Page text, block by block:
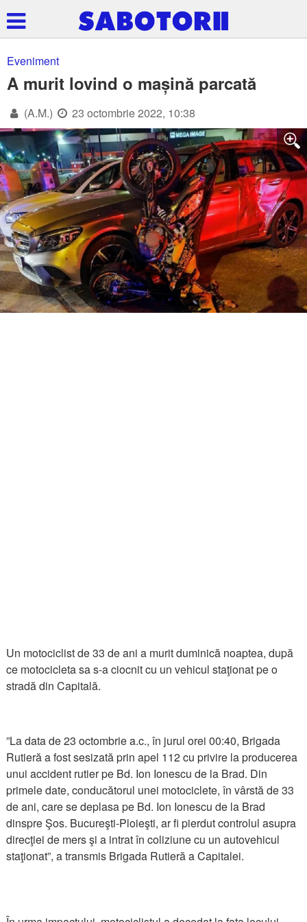
Eveniment
A murit lovind o mașină parcată
(A.M.) 23 octombrie 2022, 10:38
Un motociclist de 33 de ani a murit duminică noaptea, după
ce motocicleta sa s-a ciocnit cu un vehicul staţionat pe o
stradă din Capitală.
”La data de 23 octombrie a.c., în jurul orei 00:40, Brigada
Rutieră a fost sesizată prin apel 112 cu privire la producerea
unui accident rutier pe Bd. Ion Ionescu de la Brad. Din
primele date, conducătorul unei motociclete, în vârstă de 33
de ani, care se deplasa pe Bd. Ion Ionescu de la Brad
dinspre Şos. Bucureşti-Ploieşti, ar fi pierdut controlul asupra
direcţiei de mers şi a intrat în coliziune cu un autovehicul
staţionat”, a transmis Brigada Rutieră a Capitalei.